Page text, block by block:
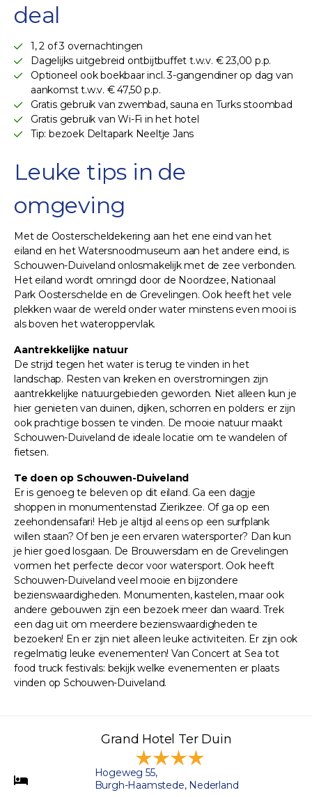
deal
1, 2 of 3 overnachtingen
Dagelijks uitgebreid ontbijtbuffet t.w.v. € 23,00 p.p.
Optioneel ook boekbaar incl. 3-gangendiner op dag van
aankomst t.w.v. € 47,50 p.p.
Gratis gebruik van zwembad, sauna en Turks stoombad
Gratis gebruik van Wi-Fi in het hotel
Tip: bezoek Deltapark Neeltje Jans
Leuke tips in de
omgeving
Met de Oosterscheldekering aan het ene eind van het
eiland en het Watersnoodmuseum aan het andere eind, is
Schouwen-Duiveland onlosmakelijk met de zee verbonden.
Het eiland wordt omringd door de Noordzee, Nationaal
Park Oosterschelde en de Grevelingen. Ook heeft het vele
plekken waar de wereld onder water minstens even mooi is
als boven het wateroppervlak.
Aantrekkelijke natuur
De strijd tegen het water is terug te vinden in het
landschap. Resten van kreken en overstromingen zijn
aantrekkelijke natuurgebieden geworden. Niet alleen kun je
hier genieten van duinen, dijken, schorren en polders: er zijn
ook prachtige bossen te vinden. De mooie natuur maakt
Schouwen-Duiveland de ideale locatie om te wandelen of
fietsen.
Te doen op Schouwen-Duiveland
Er is genoeg te beleven op dit eiland. Ga een dagje
shoppen in monumentenstad Zierikzee. Of ga op een
zeehondensafari! Heb je altijd al eens op een surfplank
willen staan? Of ben je een ervaren watersporter? Dan kun
je hier goed losgaan. De Brouwersdam en de Grevelingen
vormen het perfecte decor voor watersport. Ook heeft
Schouwen-Duiveland veel mooie en bijzondere
bezienswaardigheden. Monumenten, kastelen, maar ook
andere gebouwen zijn een bezoek meer dan waard. Trek
een dag uit om meerdere bezienswaardigheden te
bezoeken! En er zijn niet alleen leuke activiteiten. Er zijn ook
regelmatig leuke evenementen! Van Concert at Sea tot
food truck festivals: bekijk welke evenementen er plaats
vinden op Schouwen-Duiveland.
Grand Hotel Ter Duin
Hogeweg 55,
Burgh-Haamstede, Nederland